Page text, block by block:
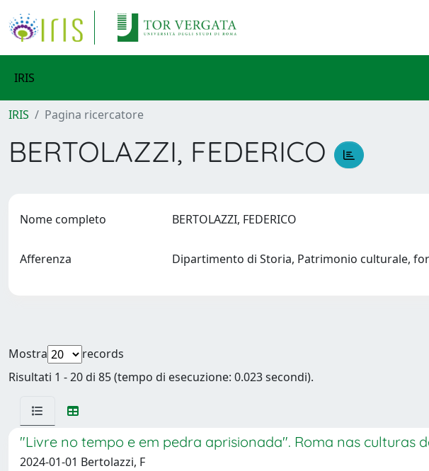
IRIS
IRIS Pagina ricercatore
BERTOLAZZI, FEDERICO
Nome completo BERTOLAZZI, FEDERICO
Afferenza Dipartimento di Storia, Patrimonio culturale,
Mostra
records
Risultati 1 - 20 di 85 (tempo di esecuzione: 0.023 secondi).
"Livre no tempo e em pedra aprisionada". Roma nas culturas
2024-01-01 Bertolazzi, F